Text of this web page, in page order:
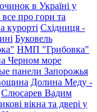
в Україні у
про гори та
курорті Східниця -
Буковель
НМП "Грибовка"
Черном море
панели Запорожья
Долина Меду -
Слюсарев Вадим
вікна та двері у